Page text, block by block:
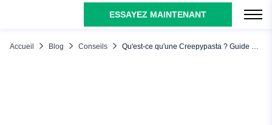
ESSAYEZ MAINTENANT
Accueil Blog Conseils Qu'est-ce qu'une Creepypasta ? Guide des parents
D'où vient le nom "Creepypasta" ?